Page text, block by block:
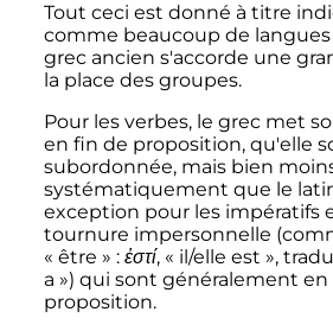
Tout ceci est donné à titre
comme beaucoup de langues
grec ancien s'accorde une
la place des groupes.
Pour les verbes, le grec met
en fin de proposition, qu'elle
subordonnée, mais bien
systématiquement que le
exception pour les impératifs
tournure impersonnelle
« être » : ἐστί, « il/elle est »,
a ») qui sont généralement
proposition.